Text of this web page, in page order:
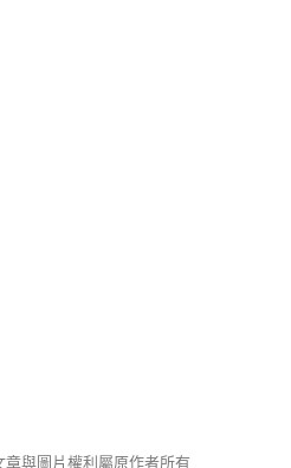
章與圖片權利屬原作者所有